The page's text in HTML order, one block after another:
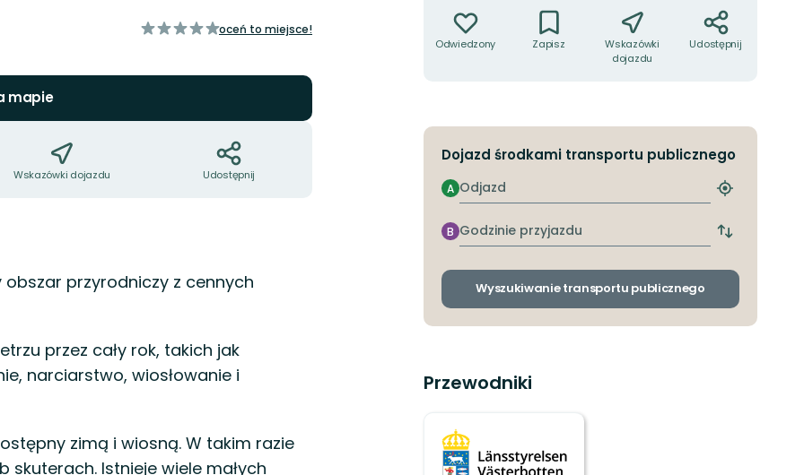
z
oceń to miejsce!
mapie
Wskazówki dojazdu Udostępnij
obszar przyrodniczy z cennych
przez cały rok, takich jak
narciarstwo, wiosłowanie i
zimą i wiosną. W takim razie
Istnieje wiele małych
Odwiedzony Zapisz
Wskazówki
dojazdu
Udostępnij
Dojazd środkami transportu publicznego
Odjazd
A
Znajdź
przystanek
Godzinie
przyjazdu
B
Zmiana
odjazdu
przyjazdu
Wyszukiwanie transportu publicznego
Przewodniki